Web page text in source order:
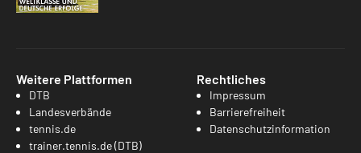
Weitere Plattformen
DTB
Landesverbände
tennis.de
trainer.tennis.de (DTB)
Rechtliches
Impressum
Barrierefreiheit
Datenschutzinformation